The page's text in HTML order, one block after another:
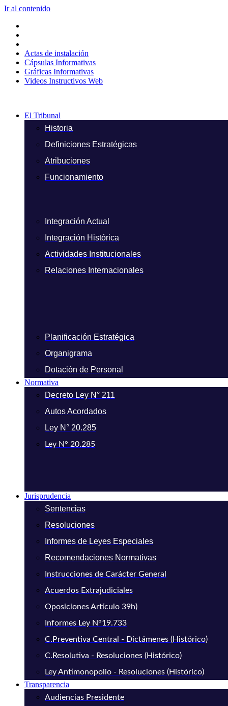
Ir al contenido
Actas de instalación
Cápsulas Informativas
Gráficas Informativas
Videos Instructivos Web
El Tribunal
Historia
Definiciones Estratégicas
Atribuciones
Funcionamiento
Integración Actual
Integración Histórica
Actividades Institucionales
Relaciones Internacionales
Planificación Estratégica
Organigrama
Dotación de Personal
Normativa
Decreto Ley N° 211
Autos Acordados
Ley N° 20.285
Ley N° 20.285
Jurisprudencia
Sentencias
Resoluciones
Informes de Leyes Especiales
Recomendaciones Normativas
Instrucciones de Carácter General
Acuerdos Extrajudiciales
Oposiciones Artículo 39h)
Informes Ley N°19.733
C.Preventiva Central - Dictámenes (Histórico)
C.Resolutiva - Resoluciones (Histórico)
Ley Antimonopolio - Resoluciones (Histórico)
Transparencia
Audiencias Presidente